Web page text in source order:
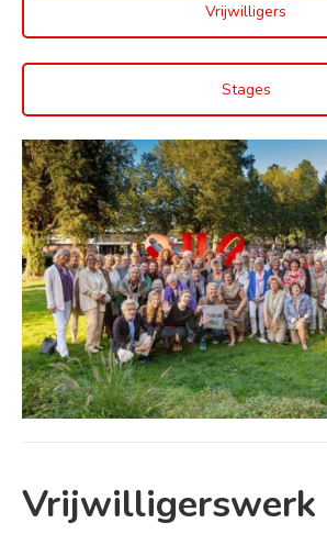
Vrijwilligers
Stages
Vrijwilligerswerk